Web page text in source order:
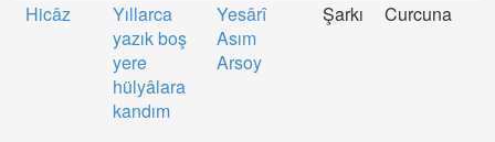
Hicâz
Yıllarca
yazık boş
yere
hülyâlara
kandım
Yesârî
Asım
Arsoy
Şarkı Curcuna